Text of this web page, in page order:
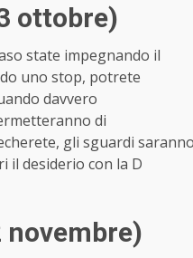
ottobre)
state impegnando il
uno stop, potrete
davvero
di
gli sguardi
il desiderio con la D
novembre)